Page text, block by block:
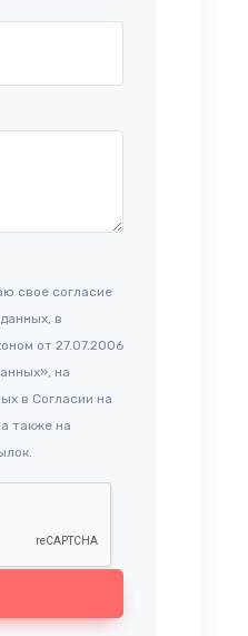
свое согласие
в
от 27.07.2006
на
в Согласии на
также на